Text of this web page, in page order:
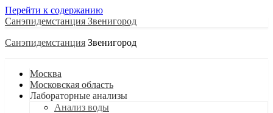
Перейти к содержанию
Санэпидемстанция
Санэпидемстанция
Москва
Московская область
Лабораторные анализы
Анализ воды